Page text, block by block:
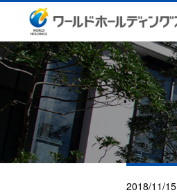
2018/11/15